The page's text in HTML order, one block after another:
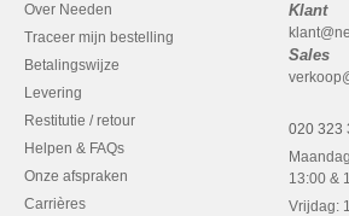
Over Needen
Traceer mijn bestelling
Betalingswijze
Levering
Restitutie / retour
Helpen & FAQs
Onze afspraken
Carrières
Klant
Sales
020 323
13:00 &
Vrijdag: